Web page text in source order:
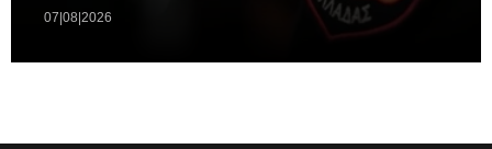
07|08|2026